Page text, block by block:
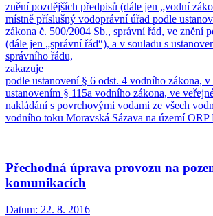
znění pozdějších předpisů (dále jen „vodní
místně příslušný vodoprávní úřad podle
zákona č. 500/2004 Sb., správní řád, ve znění
(dále jen „správní řád“), a v souladu s
správního řádu,
zakazuje
podle ustanovení § 6 odst. 4 vodního zákona, v
ustanovením § 115a vodního zákona, ve
nakládání s povrchovými vodami ze všech
vodního toku Moravská Sázava na území ORP
Přechodná úprava provozu na
komunikacích
Datum: 22. 8. 2016